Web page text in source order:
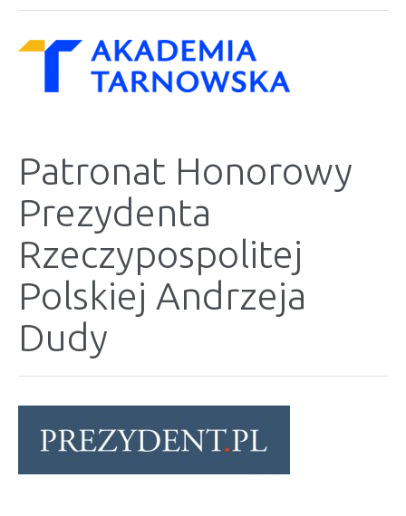
Patronat Honorowy
Prezydenta
Rzeczypospolitej
Polskiej Andrzeja
Dudy